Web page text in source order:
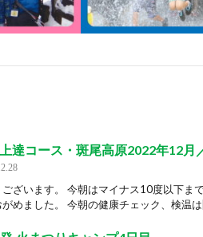
達コース・斑尾高原2022年12月
ございます。 今朝はマイナス10度以下ま
めました。 今朝の健康チェック、検温